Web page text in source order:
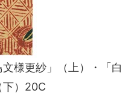
様更紗」（上）・「白
下）20C